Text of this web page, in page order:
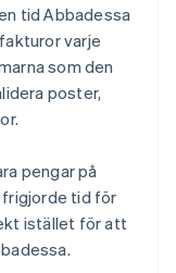
tid Abbadessa
varje
som den
poster,
pengar på
tid för
istället för att